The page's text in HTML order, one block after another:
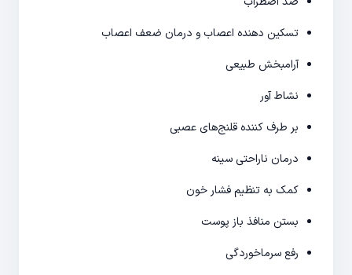
تسکین دهنده اعصاب و درمان ضعف اعصاب
آرامبخش طبیعی
نشاط آور
بر طرف کننده قلنج‌های عصبی
درمان ناراحتی سینه
کمک به تنظیم فشار خون
بستن منافذ باز پوست
رفع سرماخوردگی